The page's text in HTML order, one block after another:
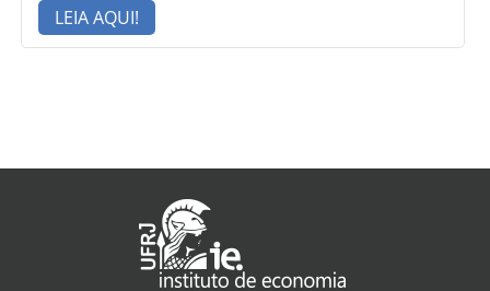
LEIA AQUI!